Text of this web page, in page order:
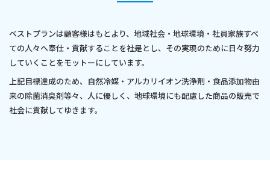
ベストプランは顧客様はもとより、地域社会・地球環境・社員家族すべ
ての人々へ奉仕・貢献することを社是とし、 その実現のために日々努力
していくことをモットーにしています。
上記目標達成のため、自然冷媒・アルカリイオン洗浄剤・食品添加物由
来の除菌消臭剤等々、人に優しく、地球環境にも配慮した商品の販売で
社会に貢献してゆきます。